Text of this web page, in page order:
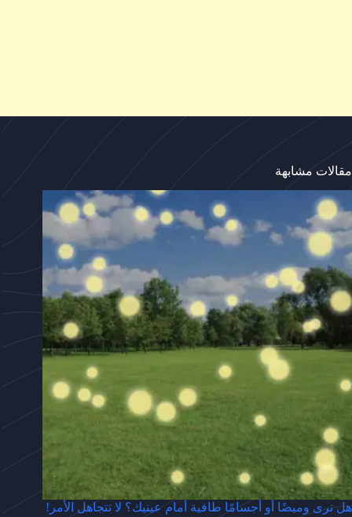
مقالات مشابهة
هل ترى وميضًا أو أجسامًا طافية أمام عينيك؟ لا تتجاهل الأمر!